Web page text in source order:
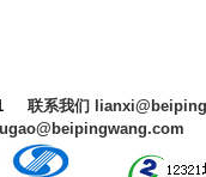
联系我们